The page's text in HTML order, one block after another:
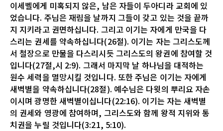
이세벨에게 미혹되지 않은, 남은 자들이 두아디라 교회에 있
었습니다. 주님은 재림을 날까지 그들이 갖고 있는 것을 끝까
지 지키라고 권면하십니다. 그리고 이기는 자에게 만국을 다
스리는 권세를 약속하십니다(26절). 이기는 자는 그리스도께
서 철장으로 만물을 다스리시듯 그리스도의 왕권에 참여할 것
입니다(27절,시 2:9). 그래서 마지막 날 하나님을 대적하는
원수 세력을 멸망시킬 것입니다. 또한 주님은 이기는 자에게
새벽별을 약속하십니다(28절). 예수님은 다윗의 뿌리요 자손
이시며 광명한 새벽별이십니다(22:16). 이기는 자는 새벽별
의 권세와 영광에 참여하며, 그리스도와 함께 왕적 지위와 통
치권을 누릴 것입니다(3:21, 5:10).